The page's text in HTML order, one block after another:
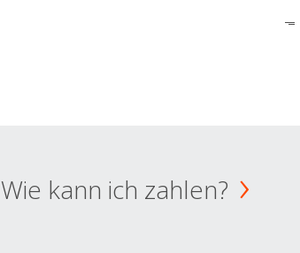
Wie kann ich zahlen?